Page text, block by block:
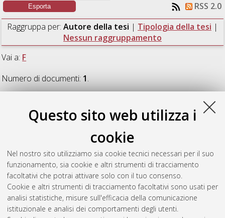
Questo sito web utilizza i
cookie
Nel nostro sito utilizziamo sia cookie tecnici necessari per il suo
funzionamento, sia cookie e altri strumenti di tracciamento
facoltativi che potrai attivare solo con il tuo consenso.
Cookie e altri strumenti di tracciamento facoltativi sono usati per
analisi statistiche, misure sull'efficacia della comunicazione
istituzionale e analisi dei comportamenti degli utenti.
RSS 2.0
Raggruppa per: Autore della tesi | Tipologia della tesi |
Nessun raggruppamento
Vai a: F
Numero di documenti: 1.
(2024)Increasing the accuracy of ISO 354
magistrale], Università di Bologna, Corso di Studio in
Ingegneria meccanica [LM-DM270], Documento full-text non
disponibile
Questa lista e' stata generata ilThu Aug 6 09:12:52 2026